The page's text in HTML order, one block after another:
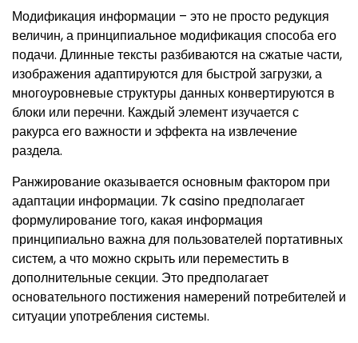
Модификация информации – это не просто редукция
величин, а принципиальное модификация способа его
подачи. Длинные тексты разбиваются на сжатые части,
изображения адаптируются для быстрой загрузки, а
многоуровневые структуры данных конвертируются в
блоки или перечни. Каждый элемент изучается с
ракурса его важности и эффекта на извлечение
раздела.
Ранжирование оказывается основным фактором при
адаптации информации. 7k casino предполагает
формулирование того, какая информация
принципиально важна для пользователей портативных
систем, а что можно скрыть или переместить в
дополнительные секции. Это предполагает
основательного постижения намерений потребителей и
ситуации употребления системы.